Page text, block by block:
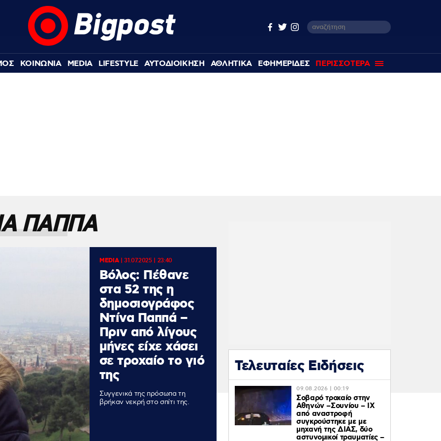
ΚΟΙΝΩΝΙΑ MEDIA LIFESTYLE ΑΥΤΟΔΙΟΙΚΗΣΗ ΑΘΛΗΤΙΚΑ ΕΦΗΜΕΡΙΔΕΣ ΠΕΡΙΣΣΟΤΕΡΑ
ΠΑΠΠΑ
MEDIA|31.07.2025 | 23:40
Βόλος: Πέθανε
στα 52 της η
δημοσιογράφος
Ντίνα Παππά –
Πριν από λίγους
μήνες είχε χάσει
σε τροχαίο το γιό
της
Συγγενικά της πρόσωπα τη
βρήκαν νεκρή στο σπίτι της.
Τελευταίες Ειδήσεις
09.08.2026 | 00:19
Σοβαρό τροχαίο στην
Αθηνών –Σουνίου – ΙΧ
από αναστροφή
συγκρούστηκε με με
μηχανή της ΔΙΑΣ, δύο
αστυνομικοί τραυματίες –